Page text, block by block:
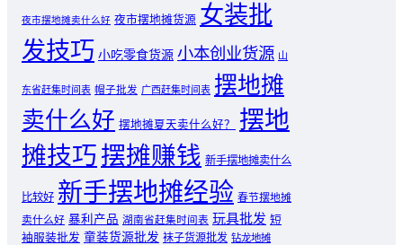
夜市摆地摊卖什么好 夜市摆地摊货源 女装批
发技巧 小吃零食货源 小本创业货源 山
东省赶集时间表 帽子批发 广西赶集时间表 摆地摊
卖什么好 摆地摊夏天卖什么好？
摆地
摊技巧摆摊赚钱 新手摆地摊卖什么
比较好 新手摆地摊经验 春节摆地摊
卖什么好 暴利产品 湖南省赶集时间表 玩具批发 短
袖服装批发 童装货源批发 袜子货源批发 钻龙地摊